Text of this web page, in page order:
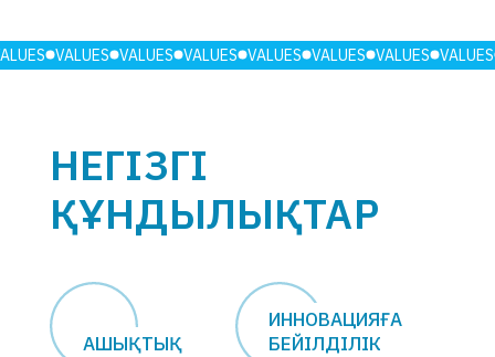
VALUES VALUES VALUES VALUES VALUES VALUES VALUES
НЕГІЗГІ
ҚҰНДЫЛЫҚТАР
АШЫҚТЫҚ
ИННОВАЦИЯҒА
БЕЙІЛДІЛІК